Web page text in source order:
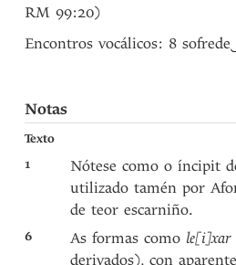
RM 99:20)
Encontros vocálicos: 8 sofrede
Notas
Texto
1
Nótese como o íncipit
utilizado tamén por
de teor escarniño.
6 As formas como le[i]xar
derivados), con